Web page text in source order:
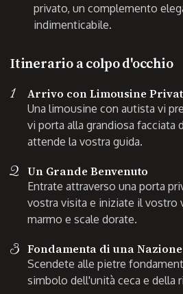
privato, un complemento
indimenticabile.
Itinerario a colpo d'occhio
1 Arrivo con Limousine
Una limousine con autista vi
vi porta alla grandiosa facciata
attende la vostra guida.
2 Un Grande Benvenuto
Entrate attraverso una porta
vostra visita e iniziate il vostro
marmo e scale dorate.
3 Fondamenta di una Nazione
Scendete alle pietre
simbolo dell'unità ceca e della